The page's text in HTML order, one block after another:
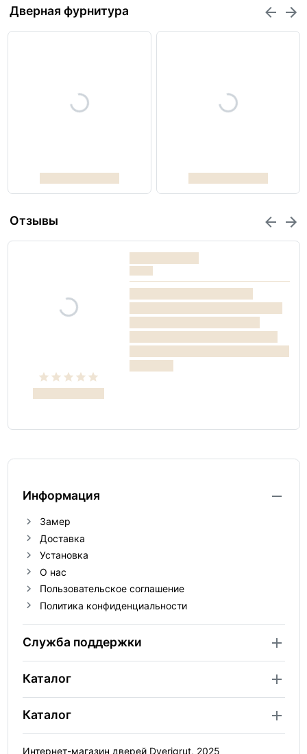
Дверная фурнитура
Отзывы
Информация
Замер
Доставка
Установка
О нас
Пользовательское соглашение
Политика конфиденциальности
Служба поддержки
Каталог
Каталог
Интернет-магазин дверей Dverigrut, 2025